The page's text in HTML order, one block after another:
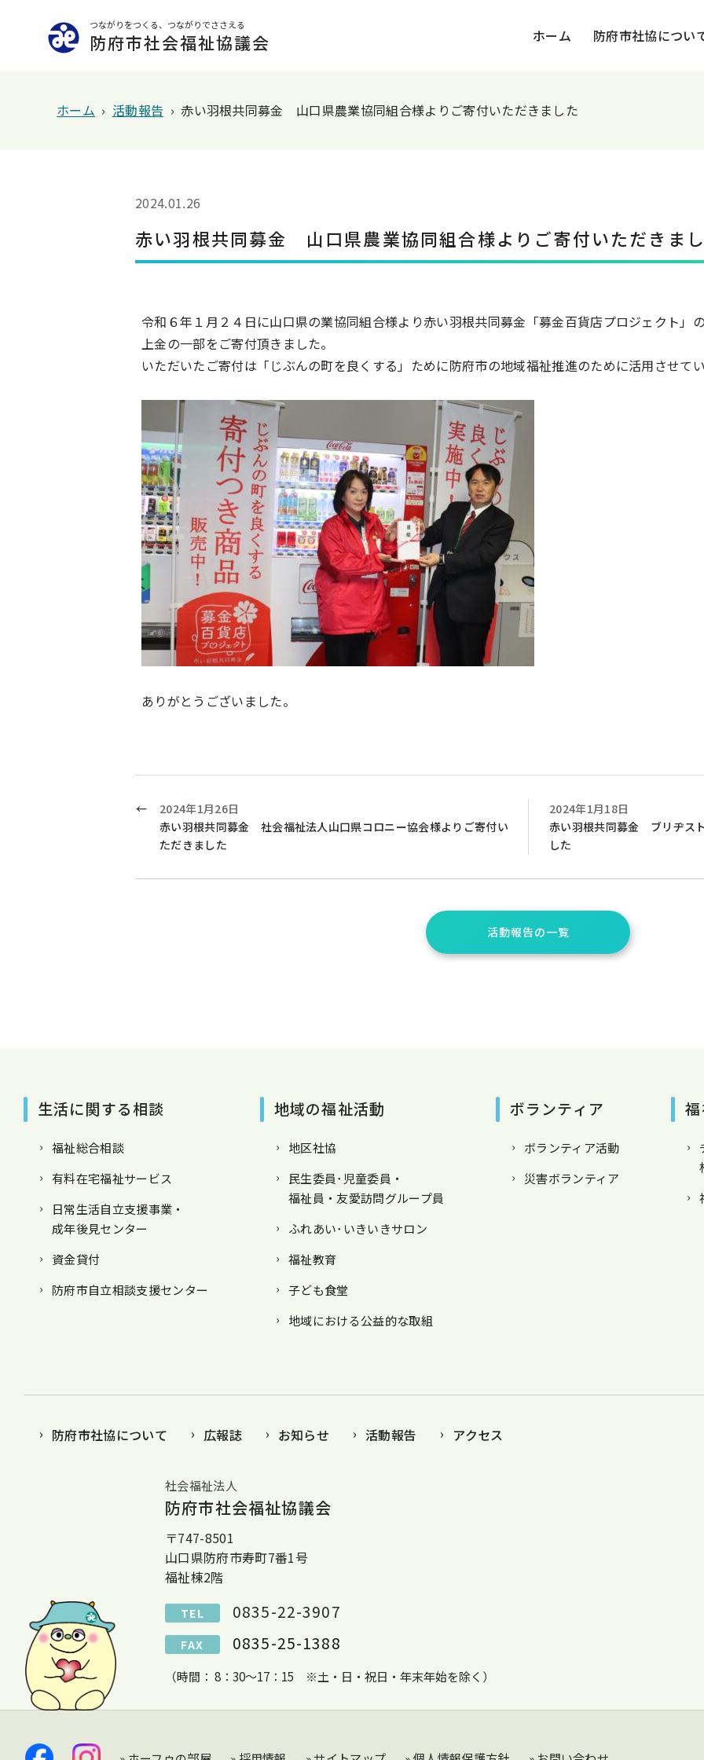
つながりをつくる、つながりでささえる
防府市社会福祉協議会 ホーム 防府市社協につい
ホーム › 活動報告 › 赤い羽根共同募金 山口県農業協同組合様よりご寄付いただきました
2024.01.26
赤い羽根共同募金 山口県農業協同組合様よりご寄付いただきま
令和６年１月２４日に山口県の業協同組合様より赤い羽根共同募金「募金百貨店プロジェクト」
上金の一部をご寄付頂きました。
いただいたご寄付は「じぶんの町を良くする」ために防府市の地域福祉推進のために活用させてい
ありがとうございました。
2024年1月26日
赤い羽根共同募金 社会福祉法人山口県コロニー協会様よりご寄付い
ただきました
2024年1月18日
赤い羽根共同募金 ブリヂス
した
活動報告の一覧
生活に関する相談
福祉総合相談
有料在宅福祉サービス
日常生活自立支援事業・
成年後見センター
資金貸付
防府市自立相談支援センター
地域の福祉活動
地区社協
民生委員･児童委員・
福祉員・友愛訪問グループ員
ふれあい･いきいきサロン
福祉教育
子ども食堂
地域における公益的な取組
ボランティア
ボランティア活動
災害ボランティア
防府市社協について 広報誌 お知らせ 活動報告 アクセス
社会福祉法人
防府市社会福祉協議会
〒747-8501
山口県防府市寿町7番1号
福祉棟2階
TEL 0835-22-3907
FAX 0835-25-1388
（時間： 8：30～17：15 ※土・日・祝日・年末年始を除く）